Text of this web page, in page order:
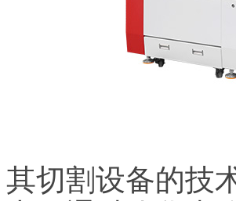
其切割设备的技